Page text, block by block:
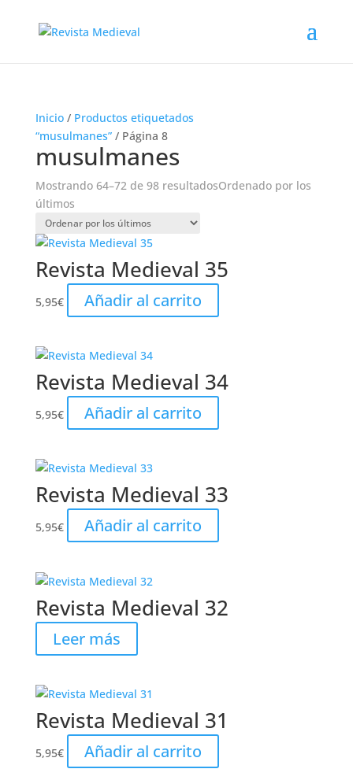
Inicio/ Productos etiquetados
“musulmanes”/ Página 8
musulmanes
Mostrando 64–72 de 98 resultadosOrdenado por los
últimos
Revista Medieval 35
5,95€ Añadir al carrito
Revista Medieval 34
5,95€ Añadir al carrito
Revista Medieval 33
5,95€ Añadir al carrito
Revista Medieval 32
Leer más
Revista Medieval 31
5,95€ Añadir al carrito